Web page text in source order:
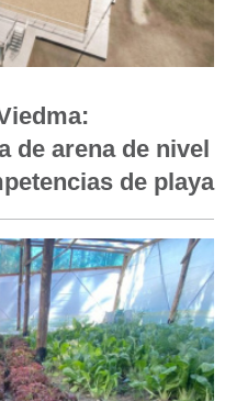
de arena de nivel
de playa